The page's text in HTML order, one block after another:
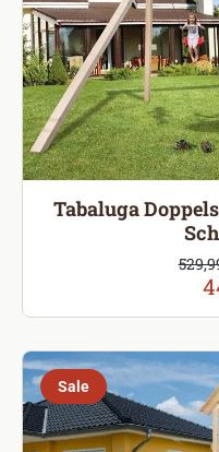
Tabaluga
Sale